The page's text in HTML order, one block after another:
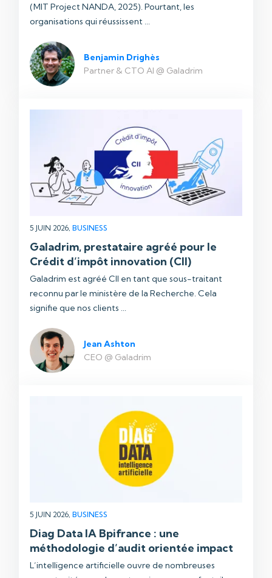
(MIT Project NANDA, 2025). Pourtant, les
organisations qui réussissent ...
Benjamin Drighès
Partner & CTO AI @ Galadrim
5 JUIN 2026, BUSINESS
Galadrim, prestataire agréé pour le
Crédit d’impôt innovation (CII)
Galadrim est agréé CII en tant que sous-traitant
reconnu par le ministère de la Recherche. Cela
signifie que nos clients ...
Jean Ashton
CEO @ Galadrim
5 JUIN 2026, BUSINESS
Diag Data IA Bpifrance : une
méthodologie d’audit orientée impact
L’intelligence artificielle ouvre de nombreuses